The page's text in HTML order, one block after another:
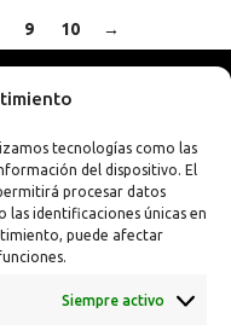
tecnologías como las
del dispositivo. El
procesar datos
identificaciones únicas en
puede afectar
Siempre activo
9 10 →